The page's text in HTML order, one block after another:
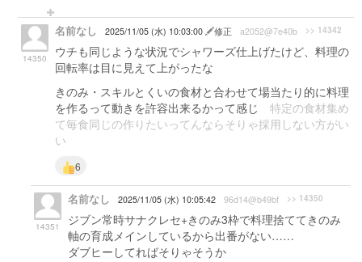
14350
名前なし 2025/11/05 (水) 10:03:00 修正 a2052@7e40b >> 14342
ウチも同じような状況でシャワーズ仕上げたけど、料理の
回転率は目に見えて上がったな
きのみ・スキルとくいの食材と合わせて場当たり的に料理
を作るって動きを許容出来るかって感じ 特定の食材集め
て毎食同じの作りたいってんならそりゃ採用しない方がい
い
6
14351
名前なし 2025/11/05 (水) 10:05:42 96d14@b49bf >> 14350
ジブン常時サナクレセ+きのみ3枠で料理捨ててきのみ
軸の育成メインしているから出番がない……
ダブヒーしてればそりゃそうか